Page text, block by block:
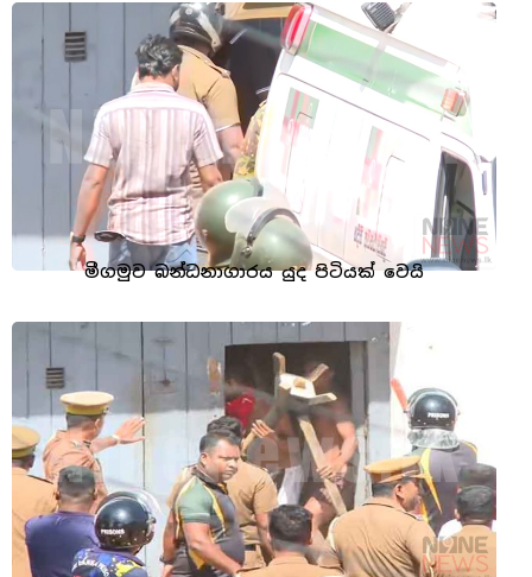
මීගමුව බන්ධනාගාරය යුද පිටියක් වෙයි